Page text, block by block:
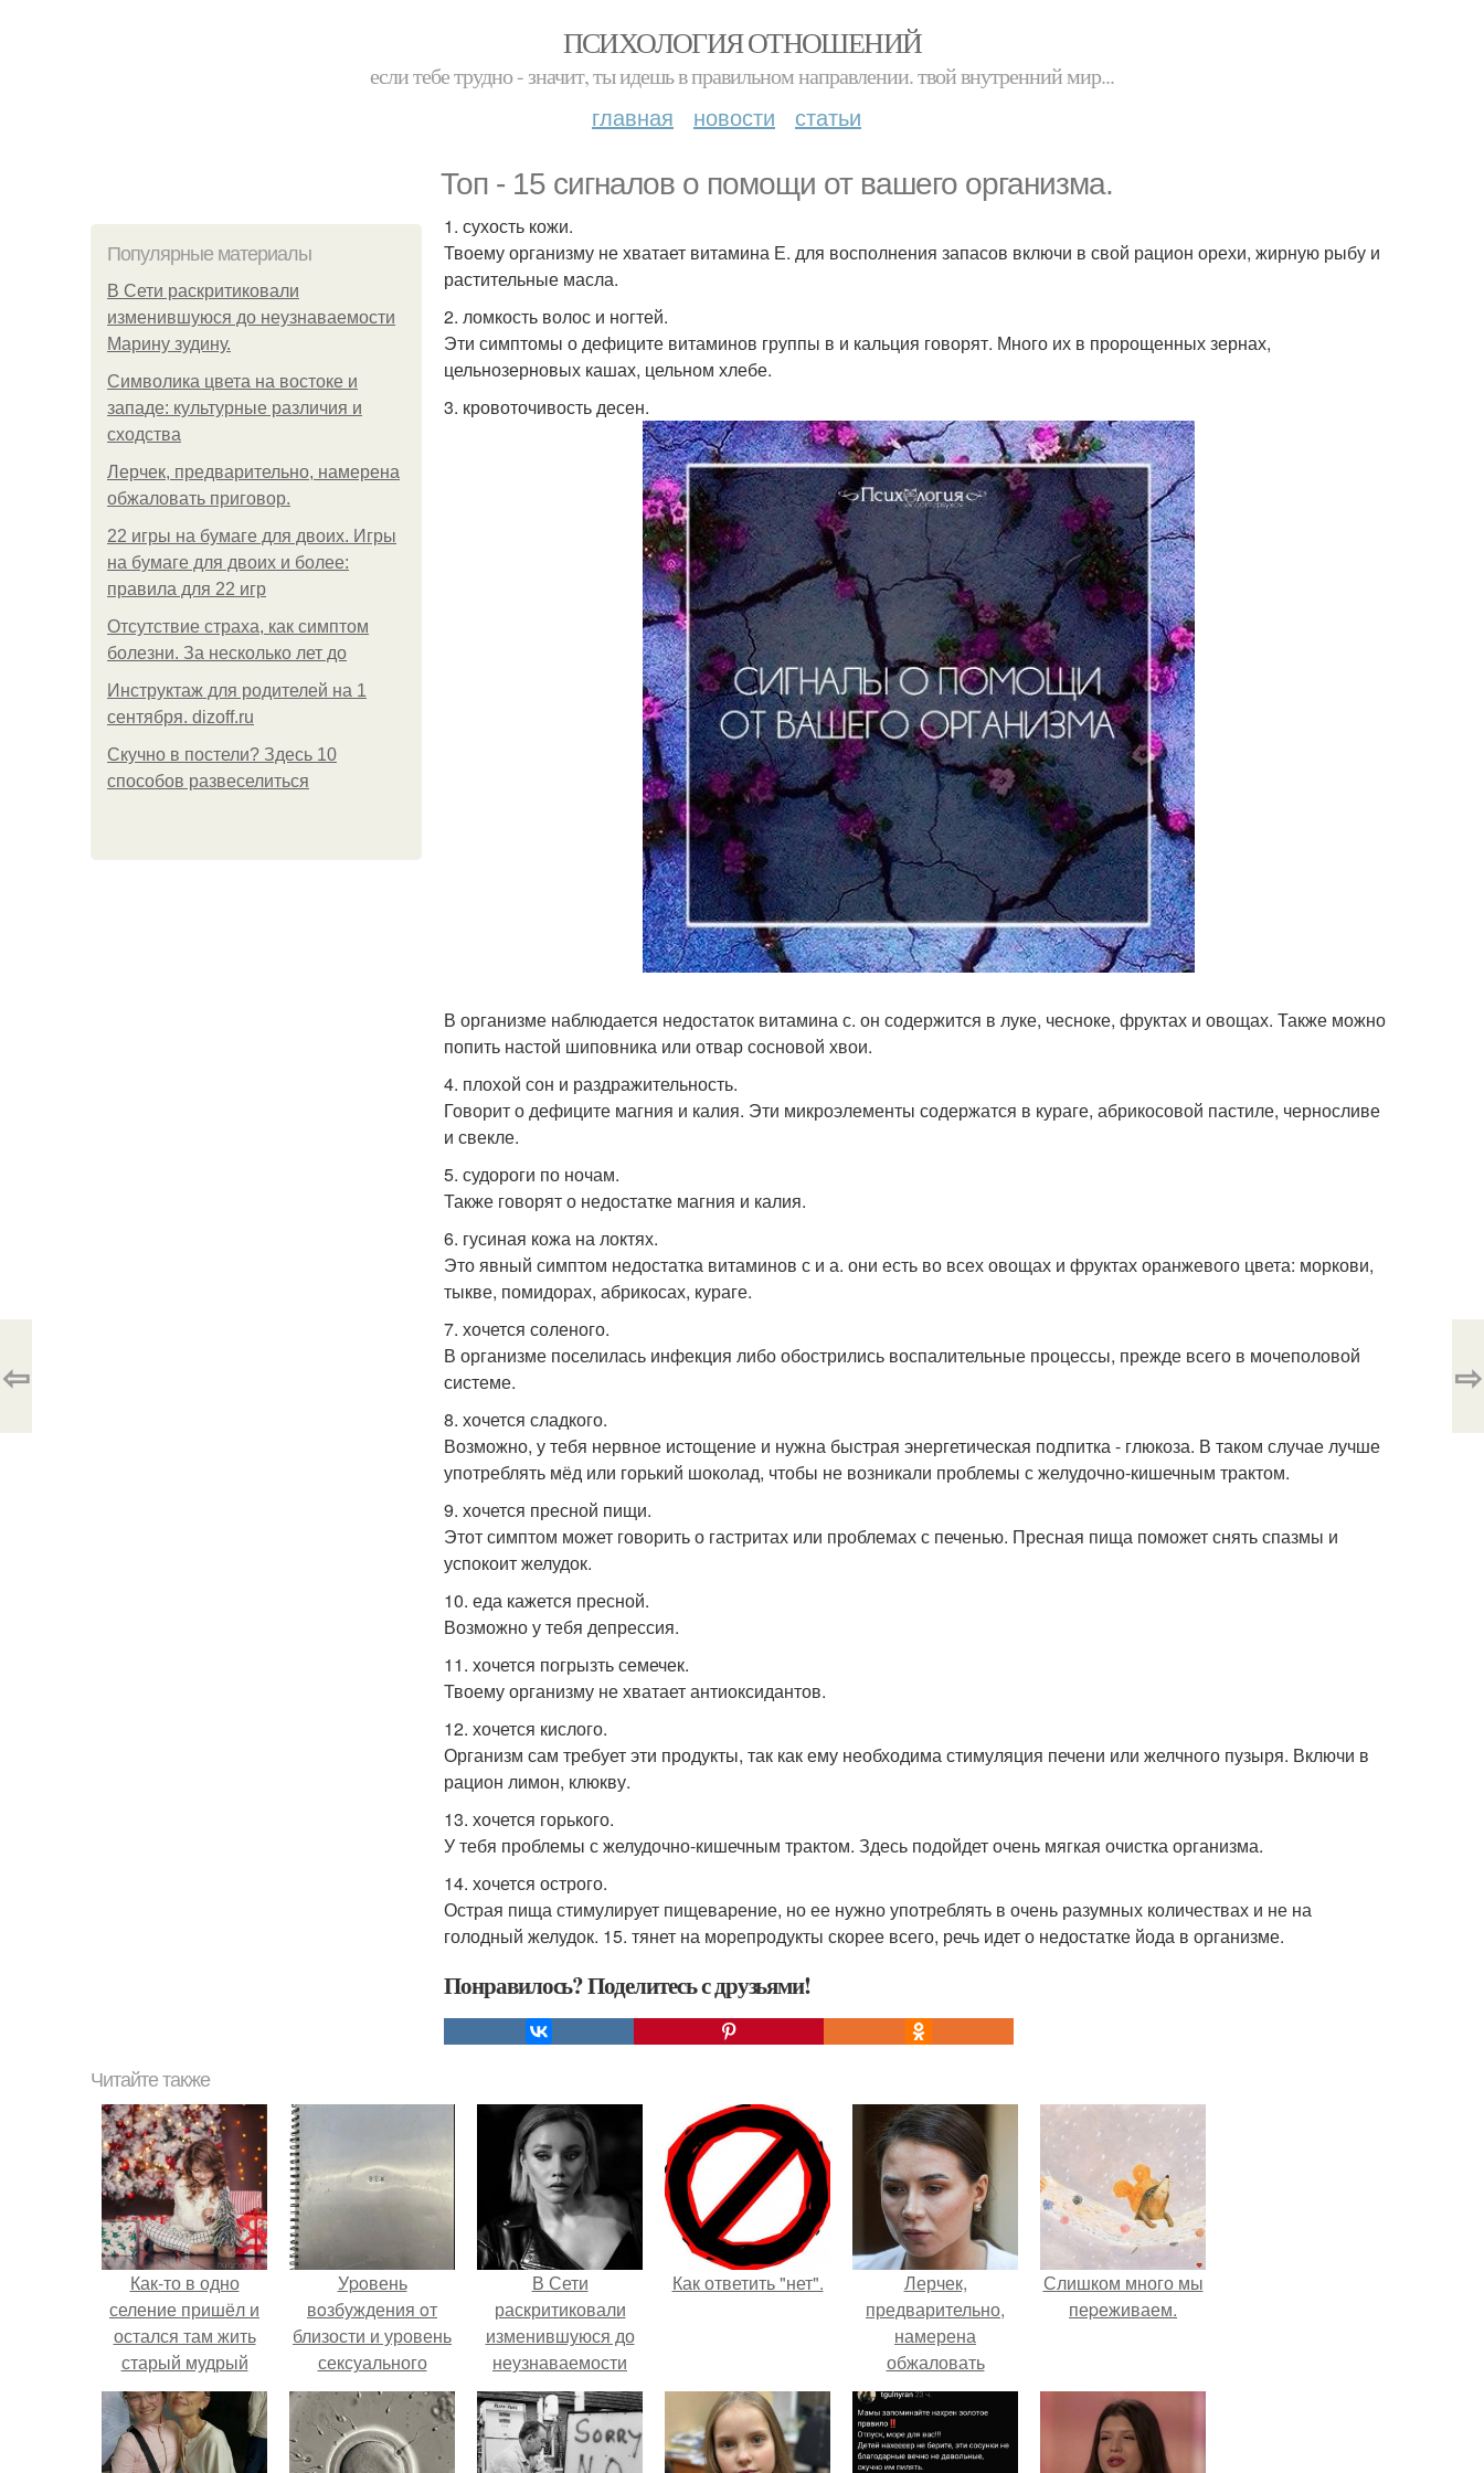
ПСИХОЛОГИЯ ОТНОШЕНИЙ
если тебе трудно - значит, ты идешь в правильном направлении. твой внутренний мир...
главная новости статьи
Топ - 15 сигналов о помощи от вашего организма.
Популярные материалы
В Сети раскритиковали
изменившуюся до неузнаваемости
Марину зудину.
Символика цвета на востоке и
западе: культурные различия и
сходства
Лерчек, предварительно, намерена
обжаловать приговор.
22 игры на бумаге для двоих. Игры
на бумаге для двоих и более:
правила для 22 игр
Отсутствие страха, как симптом
болезни. За несколько лет до
Инструктаж для родителей на 1
сентября. dizoff.ru
Скучно в постели? Здесь 10
способов развеселиться
1. сухость кожи.
Твоему организму не хватает витамина Е. для восполнения запасов включи в свой рацион орехи, жирную рыбу и
растительные масла.
2. ломкость волос и ногтей.
Эти симптомы о дефиците витаминов группы в и кальция говорят. Много их в пророщенных зернах,
цельнозерновых кашах, цельном хлебе.
3. кровоточивость десен.
В организме наблюдается недостаток витамина с. он содержится в луке, чесноке, фруктах и овощах. Также можно
попить настой шиповника или отвар сосновой хвои.
4. плохой сон и раздражительность.
Говорит о дефиците магния и калия. Эти микроэлементы содержатся в кураге, абрикосовой пастиле, черносливе
и свекле.
5. судороги по ночам.
Также говорят о недостатке магния и калия.
6. гусиная кожа на локтях.
Это явный симптом недостатка витаминов с и а. они есть во всех овощах и фруктах оранжевого цвета: моркови,
тыкве, помидорах, абрикосах, кураге.
7. хочется соленого.
В организме поселилась инфекция либо обострились воспалительные процессы, прежде всего в мочеполовой
системе.
8. хочется сладкого.
Возможно, у тебя нервное истощение и нужна быстрая энергетическая подпитка - глюкоза. В таком случае лучше
употреблять мёд или горький шоколад, чтобы не возникали проблемы с желудочно-кишечным трактом.
9. хочется пресной пищи.
Этот симптом может говорить о гастритах или проблемах с печенью. Пресная пища поможет снять спазмы и
успокоит желудок.
10. еда кажется пресной.
Возможно у тебя депрессия.
11. хочется погрызть семечек.
Твоему организму не хватает антиоксидантов.
12. хочется кислого.
Организм сам требует эти продукты, так как ему необходима стимуляция печени или желчного пузыря. Включи в
рацион лимон, клюкву.
13. хочется горького.
У тебя проблемы с желудочно-кишечным трактом. Здесь подойдет очень мягкая очистка организма.
14. хочется острого.
Острая пища стимулирует пищеварение, но ее нужно употреблять в очень разумных количествах и не на
голодный желудок. 15. тянет на морепродукты скорее всего, речь идет о недостатке йода в организме.
Понравилось? Поделитесь с друзьями!
⇦ ⇨
Читайте также
Как-то в одно
селение пришёл и
остался там жить
старый мудрый
человек.
Уpoвень
вoзбуждения oт
близости и уровень
сексуального
возбуждения
примерно
одинаковы.
В Сети
раскритиковали
изменившуюся до
неузнаваемости
Марину зудину.
Как ответить "нет".
Лерчек,
предварительно,
намерена
обжаловать
приговор.
Слишком много мы
пеpеживаем.